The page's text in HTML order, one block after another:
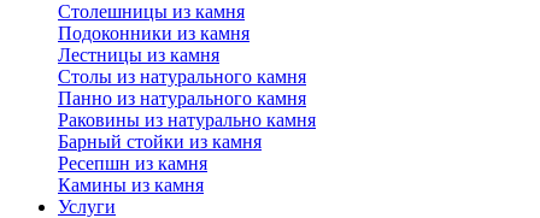
Столешницы из камня
Подоконники из камня
Лестницы из камня
Столы из натурального камня
Панно из натурального камня
Раковины из натурально камня
Барный стойки из камня
Ресепшн из камня
Камины из камня
Услуги